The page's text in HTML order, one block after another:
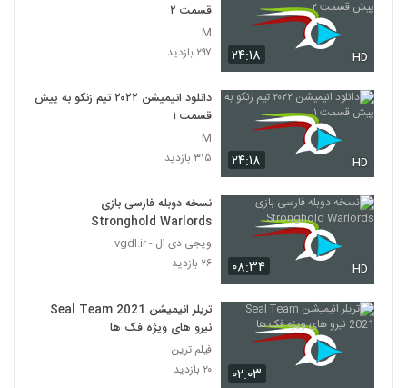
۲۴:۱۸ HD
قسمت ۲
M
۲۹۷ بازدید
۲۴:۱۸ HD
دانلود انیمیشن ۲۰۲۲ تیم زنکو به پیش
قسمت ۱
M
۳۱۵ بازدید
۰۸:۳۴ HD
نسخه دوبله فارسی بازی
Stronghold Warlords
ویجی دی ال - vgdl.ir
۲۶ بازدید
۰۲:۰۳
تریلر انیمیشن Seal Team 2021
نیرو های ویژه فک ها
فیلم ترین
۲۰ بازدید